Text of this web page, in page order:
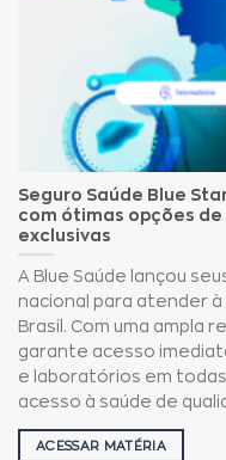
Seguro Saúde Blue
com ótimas opções
exclusivas
A Blue Saúde lançou
nacional para atender
Brasil. Com uma ampla
garante acesso
e laboratórios em
acesso à saúde de
ACESSAR MATÉRIA